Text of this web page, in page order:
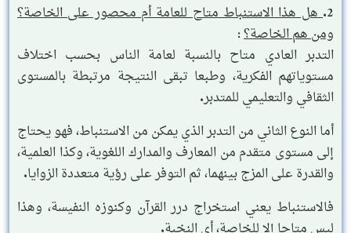
2. هل هذا الاستنباط متاح للعامة أم محصور على الخاصة؟
ومن هم الخاصة؟:
التدبر العادي متاح بالنسبة لعامة الناس بحسب اختلاف
مستوياتهم الفكرية، وطبعا تبقى النتيجة مرتبطة بالمستوى
الثقافي والتعليمي للمتدبر.
أما النوع الثاني من التدبر الذي يمكن من الاستنباط، فهو يحتاج
إلى مستوى متقدم من المعارف والمدارك اللغوية، وكذا العلمية،
والقدرة على المزج بينهما، ثم التوفر على رؤية متعددة الزوايا.
فالاستنباط يعني استخراج درر القرآن وكنوزه النفيسة، وهذا